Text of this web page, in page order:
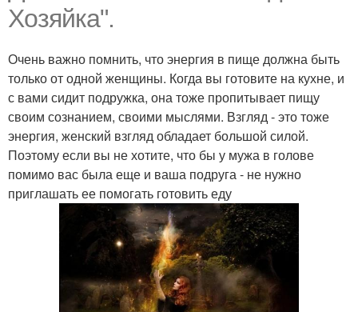
Хозяйка".
Очень важно помнить, что энергия в пище должна быть
только от одной женщины. Когда вы готовите на кухне, и
с вами сидит подружка, она тоже пропитывает пищу
своим сознанием, своими мыслями. Взгляд - это тоже
энергия, женский взгляд обладает большой силой.
Поэтому если вы не хотите, что бы у мужа в голове
помимо вас была еще и ваша подруга - не нужно
приглашать ее помогать готовить еду